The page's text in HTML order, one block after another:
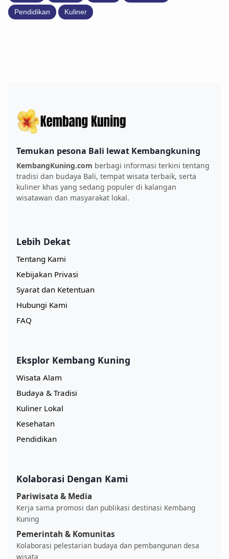
Pendidikan Kuliner
Temukan pesona Bali lewat Kembangkuning
KembangKuning.com berbagi informasi terkini tentang
tradisi dan budaya Bali, tempat wisata terbaik, serta
kuliner khas yang sedang populer di kalangan
wisatawan dan masyarakat lokal.
Lebih Dekat
Tentang Kami
Kebijakan Privasi
Syarat dan Ketentuan
Hubungi Kami
FAQ
Eksplor Kembang Kuning
Wisata Alam
Budaya & Tradisi
Kuliner Lokal
Kesehatan
Pendidikan
Kolaborasi Dengan Kami
Pariwisata & Media
Kerja sama promosi dan publikasi destinasi Kembang
Kuning
Pemerintah & Komunitas
Kolaborasi pelestarian budaya dan pembangunan desa
wisata